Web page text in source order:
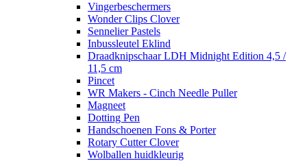
Vingerbeschermers
Wonder Clips Clover
Sennelier Pastels
Inbussleutel Eklind
Draadknipschaar LDH Midnight Edition 4,5 /
11,5 cm
Pincet
WR Makers - Cinch Needle Puller
Magneet
Dotting Pen
Handschoenen Fons & Porter
Rotary Cutter Clover
Wolballen huidkleurig